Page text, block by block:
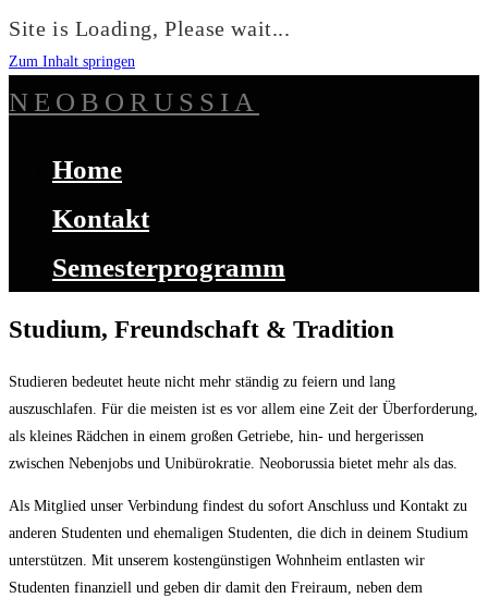
Site is Loading, Please wait...
Zum Inhalt springen
NEOBORUSSIA
Home
Kontakt
Semesterprogramm
Studium, Freundschaft & Tradition
Studieren bedeutet heute nicht mehr ständig zu feiern und lang
auszuschlafen. Für die meisten ist es vor allem eine Zeit der Überforderung,
als kleines Rädchen in einem großen Getriebe, hin- und hergerissen
zwischen Nebenjobs und Unibürokratie. Neoborussia bietet mehr als das.
Als Mitglied unser Verbindung findest du sofort Anschluss und Kontakt zu
anderen Studenten und ehemaligen Studenten, die dich in deinem Studium
unterstützen. Mit unserem kostengünstigen Wohnheim entlasten wir
Studenten finanziell und geben dir damit den Freiraum, neben dem